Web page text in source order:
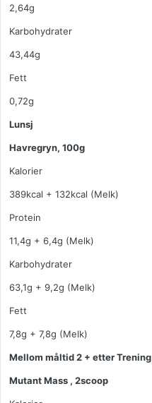
2,64g
Karbohydrater
43,44g
Fett
0,72g
Lunsj
Havregryn, 100g
Kalorier
389kcal + 132kcal (Melk)
Protein
11,4g + 6,4g (Melk)
Karbohydrater
63,1g + 9,2g (Melk)
Fett
7,8g + 7,8g (Melk)
Mellom måltid 2 + etter Trening
Mutant Mass , 2scoop